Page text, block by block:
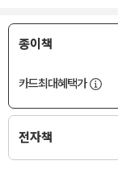
종이책
카드최대혜택가
전자책